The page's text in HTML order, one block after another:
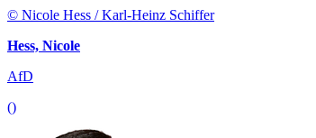
© Nicole Hess / Karl-Heinz Schiffer
Hess, Nicole
AfD
()